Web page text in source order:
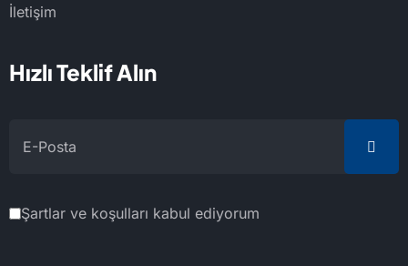
İletişim
Hızlı Teklif Alın
Şartlar ve koşulları kabul ediyorum